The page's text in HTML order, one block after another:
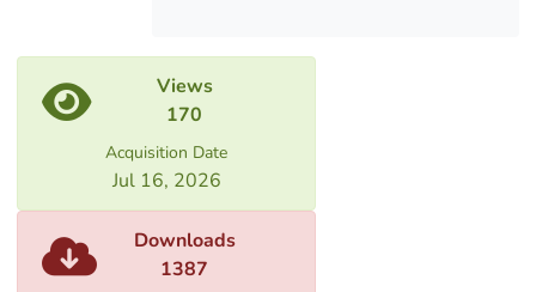
Views
170
Acquisition Date
Jul 16, 2026
Downloads
1387